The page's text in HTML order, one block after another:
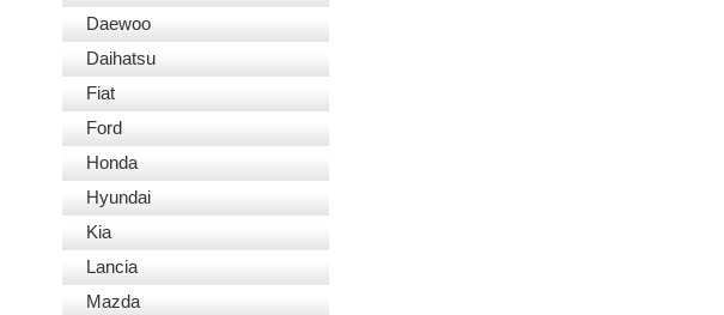
Daewoo
Daihatsu
Fiat
Ford
Honda
Hyundai
Kia
Lancia
Mazda